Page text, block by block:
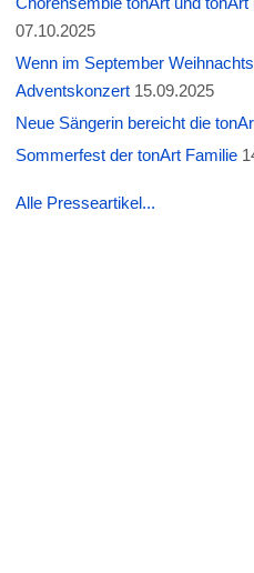
07.10.2025
Wenn im September
Adventskonzert 15.09.2025
Neue Sängerin bereicht die
Sommerfest der tonArt Familie
Alle Presseartikel...